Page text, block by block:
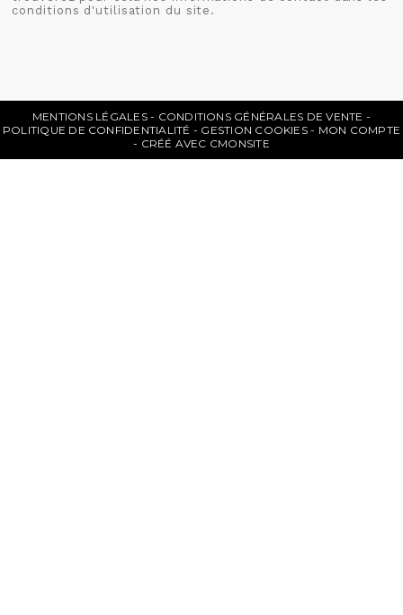
conditions d'utilisation du site.
MENTIONS LÉGALES
CONDITIONS GÉNÉRALES DE VENTE
POLITIQUE DE CONFIDENTIALITÉ
GESTION COOKIES
MON COMPTE
CRÉÉ AVEC CMONSITE